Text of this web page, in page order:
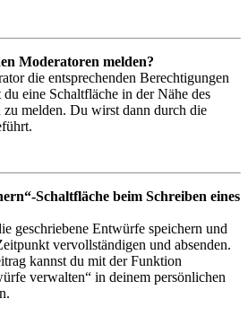
Moderatoren melden?
die entsprechenden Berechtigungen
du eine Schaltfläche in der Nähe des
zu melden. Du wirst dann durch die
Schaltfläche beim Schreiben eines
geschriebene Entwürfe speichern und
vervollständigen und absenden.
kannst du mit der Funktion
verwalten“ in deinem persönlichen